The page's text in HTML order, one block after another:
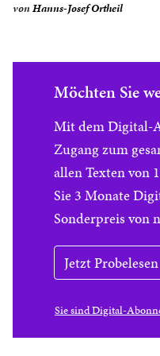
vonHanns-Josef Ortheil
Möchten Sie
Mit dem Digital-
Zugang zum
allen Texten von
Sie 3 Monate
Sonderpreis von
Jetzt Probelesen
Sie sind Digital-